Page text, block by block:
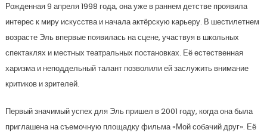
Рожденная 9 апреля 1998 года, она уже в раннем детстве проявила
интерес к миру искусства и начала актёрскую карьеру. В шестилетнем
возрасте Эль впервые появилась на сцене, участвуя в школьных
спектаклях и местных театральных постановках. Её естественная
харизма и неподдельный талант позволили ей заслужить внимание
критиков и зрителей.
Первый значимый успех для Эль пришел в 2001 году, когда она была
приглашена на съемочную площадку фильма «Мой собачий друг». Её